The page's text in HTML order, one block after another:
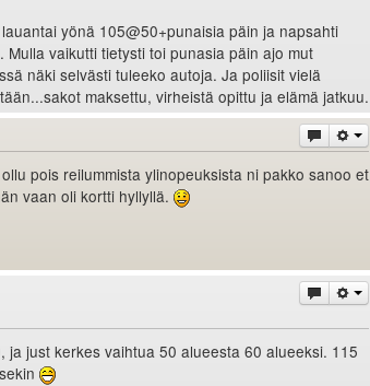
yönä 105@50+punaisia päin ja napsahti
vaikutti tietysti toi punasia päin ajo mut
näki selvästi tuleeko autoja. Ja poliisit vielä
maksettu, virheistä opittu ja elämä jatkuu.
pois reilummista ylinopeuksista ni pakko sanoo et
vaan oli kortti hyllyllä.
just kerkes vaihtua 50 alueesta 60 alueeksi. 115